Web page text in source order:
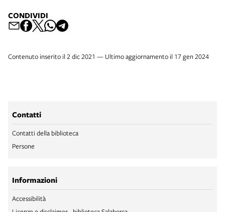
CONDIVIDI
Contenuto inserito il 2 dic 2021 — Ultimo aggiornamento il 17 gen 2024
Contatti
Contatti della biblioteca
Persone
Informazioni
Accessibilità